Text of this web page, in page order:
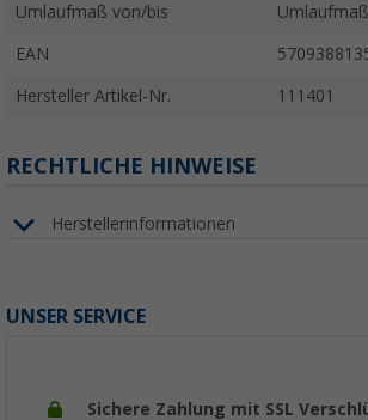
Umlaufmaß von/bis
EAN
Hersteller Artikel-Nr. 111401
RECHTLICHE HINWEISE
Herstellerinformationen
UNSER SERVICE
Sichere Zahlung mit SSL